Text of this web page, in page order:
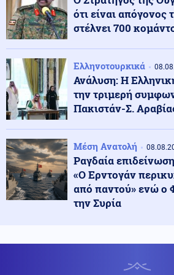
09.08.2026 - 15:00
ΠΥΡ ΚΑΙ ΜΑΝΙΑ Ο ΠΟΥΤΙΝ! Η
μαχητικά F-16 και 80
Κοινωνία 09.08.2026 - 14:56
Έβρος: Πυρκαγιά σε χαμηλή
Ορεστιάδας
Κοινωνία 09.08.2026 - 14:44
Σκιάθος: 15χρονος κατήγγειλε
κακοποίηση
Πολιτική 09.08.2026 - 14:35
ότι είναι
στέλνει 700
Ελληνοτουρκικά
Ανάλυση: Η
την τριμερή
Πακιστάν-Σ.
Μέση Ανατολή
Ραγδαία
«Ο Ερντογάν
από παντού» ενώ ο
την Συρία